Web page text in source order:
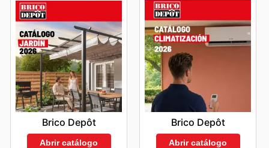
Brico Depôt
Abrir catálogo
Brico Depôt
Abrir catálogo